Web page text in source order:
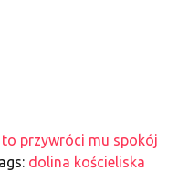
to przywróci mu spokój
dolina kościeliska